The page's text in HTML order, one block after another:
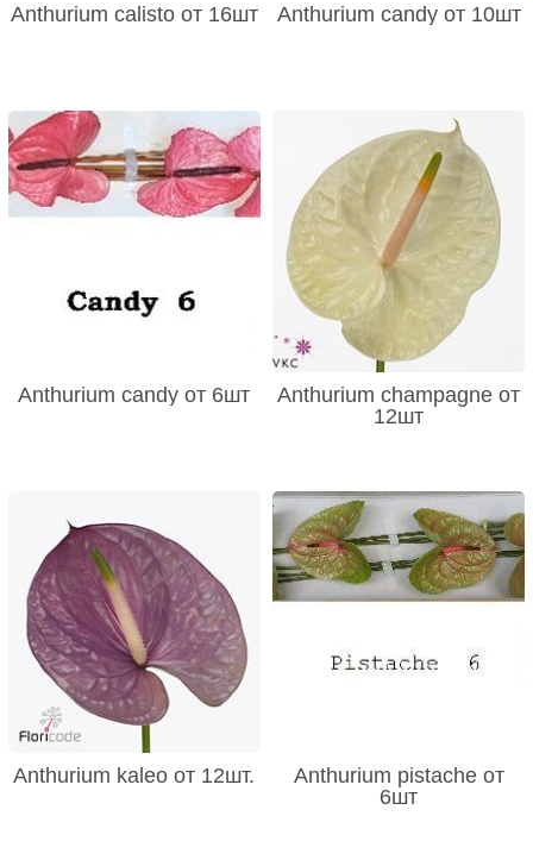
Anthurium calisto от 16шт Anthurium candy от 10шт
Anthurium candy от 6шт
Anthurium champagne от
12шт
Anthurium kaleo от 12шт.
Anthurium pistache от
6шт